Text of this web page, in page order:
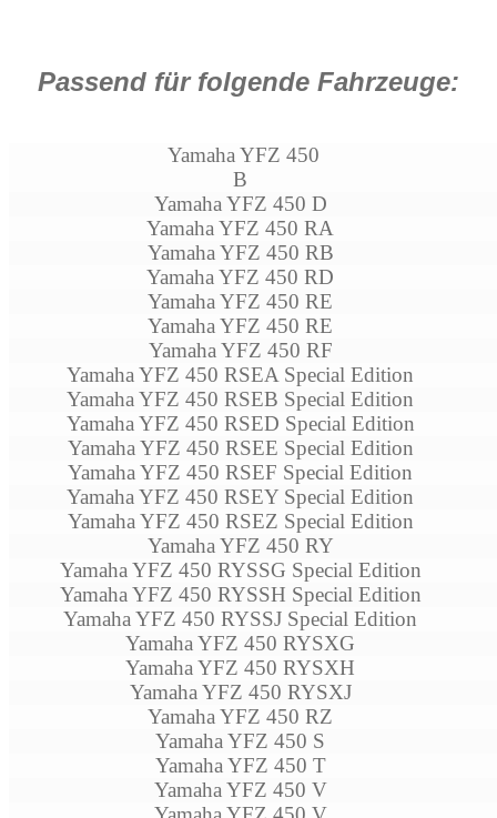
Passend für folgende Fahrzeuge:
Yamaha YFZ 450
B
Yamaha YFZ 450 D
Yamaha YFZ 450 RA
Yamaha YFZ 450 RB
Yamaha YFZ 450 RD
Yamaha YFZ 450 RE
Yamaha YFZ 450 RE
Yamaha YFZ 450 RF
Yamaha YFZ 450 RSEA Special Edition
Yamaha YFZ 450 RSEB Special Edition
Yamaha YFZ 450 RSED Special Edition
Yamaha YFZ 450 RSEE Special Edition
Yamaha YFZ 450 RSEF Special Edition
Yamaha YFZ 450 RSEY Special Edition
Yamaha YFZ 450 RSEZ Special Edition
Yamaha YFZ 450 RY
Yamaha YFZ 450 RYSSG Special Edition
Yamaha YFZ 450 RYSSH Special Edition
Yamaha YFZ 450 RYSSJ Special Edition
Yamaha YFZ 450 RYSXG
Yamaha YFZ 450 RYSXH
Yamaha YFZ 450 RYSXJ
Yamaha YFZ 450 RZ
Yamaha YFZ 450 S
Yamaha YFZ 450 T
Yamaha YFZ 450 V